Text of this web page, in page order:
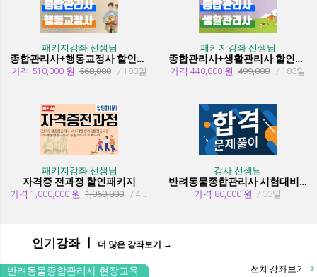
패키지강좌 선생님
종합관리사+행동교정사 할인패키지과정
가격 510,000 원 568,000 / 183일
패키지강좌 선생님
종합관리사+생활관리사 할인패키지과정
가격 440,000 원 499,000 / 183일
패키지강좌 선생님
자격증 전과정 할인패키지
가격 1,000,000 원 1,060,000 / 455일
강사 선생님
반려동물종합관리사 시험대비 유형문제 풀이
가격 80,000 원 / 33일
인기강좌 ㅣ 더 많은 강좌보기 →
반려동물종합관리사 현장교육 전체강좌보기